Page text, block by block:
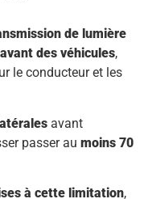
de lumière
des véhicules,
le conducteur et les
avant
passer au moins 70
à cette limitation,